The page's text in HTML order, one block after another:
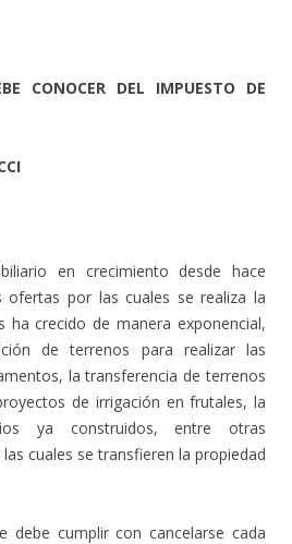
CONOCER DEL IMPUESTO DE
en crecimiento desde hace
ofertas por las cuales se realiza la
ha crecido de manera exponencial,
de terrenos para realizar las
la transferencia de terrenos
de irrigación en frutales, la
ya construidos, entre otras
cuales se transfieren la propiedad
debe cumplir con cancelarse cada